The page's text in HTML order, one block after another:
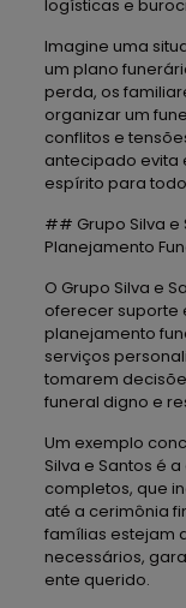
logísticas e
Imagine uma
um plano
perda, os
organizar um
conflitos e
antecipado evita
espírito para
## Grupo Silva e
Planejamento
O Grupo Silva e
oferecer suporte
planejamento
serviços
tomarem
funeral digno e
Um exemplo
Silva e Santos é
completos, que
até a cerimônia
famílias estejam
necessários,
ente querido.